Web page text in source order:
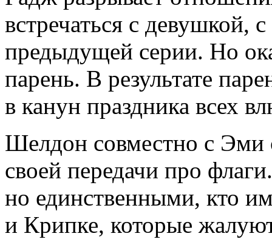
встречаться с девушкой,
предыдущей серии. Но
парень. В результате
в канун праздника всех
Шелдон совместно с Эми
своей передачи про
но единственными, кто
и Крипке, которые